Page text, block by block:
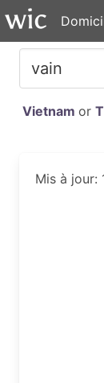
Vietnam or
Mis à jour: